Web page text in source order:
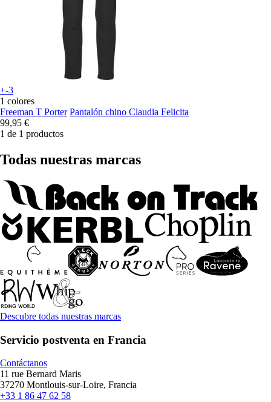
+-3
1 colores
Freeman T Porter Pantalón chino Claudia Felicita
99,95 €
1 de 1 productos
Todas nuestras marcas
Descubre todas nuestras marcas
Servicio postventa en Francia
Contáctanos
11 rue Bernard Maris
37270 Montlouis-sur-Loire, Francia
+33 1 86 47 62 58